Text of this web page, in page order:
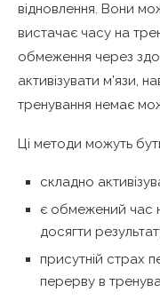
відновлення. Вони
вистачає часу на
обмеження через
активізувати м’язи,
тренування немає
Ці методи можуть
складно
є обмежений час
досягти
присутній страх
перерву в